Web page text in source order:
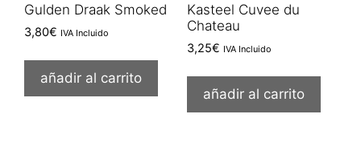
Gulden Draak Smoked
3,80€ IVA Incluido
añadir al carrito
Kasteel Cuvee du
Chateau
3,25€ IVA Incluido
añadir al carrito